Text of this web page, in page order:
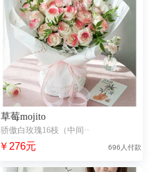
草莓mojito
骄傲白玫瑰16枝（中间··
￥276元 696人付款